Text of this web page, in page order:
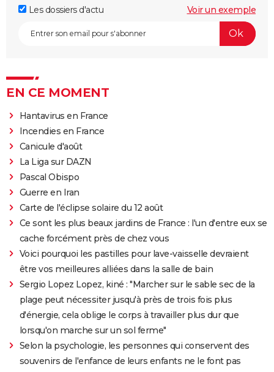
Les dossiers d'actu
Voir un exemple
EN CE MOMENT
Hantavirus en France
Incendies en France
Canicule d'août
La Liga sur DAZN
Pascal Obispo
Guerre en Iran
Carte de l'éclipse solaire du 12 août
Ce sont les plus beaux jardins de France : l'un d'entre eux se
cache forcément près de chez vous
Voici pourquoi les pastilles pour lave-vaisselle devraient
être vos meilleures alliées dans la salle de bain
Sergio Lopez Lopez, kiné : "Marcher sur le sable sec de la
plage peut nécessiter jusqu'à près de trois fois plus
d'énergie, cela oblige le corps à travailler plus dur que
lorsqu'on marche sur un sol ferme"
Selon la psychologie, les personnes qui conservent des
souvenirs de l'enfance de leurs enfants ne le font pas